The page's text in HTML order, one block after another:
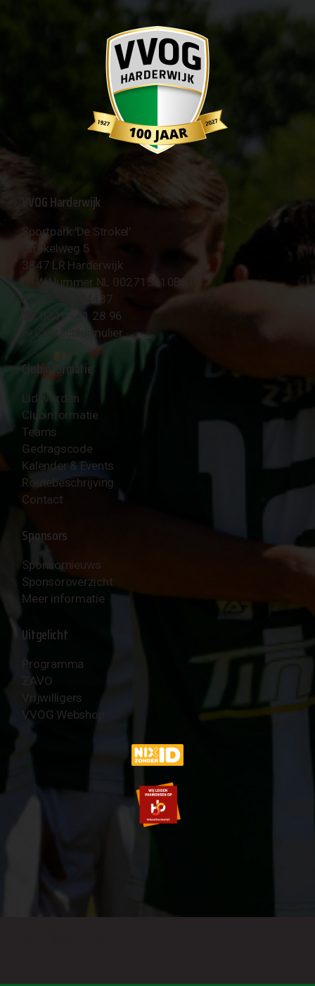
VVOG Harderwijk
Sportpark 'De Strokel'
Strokelweg 5
3847 LR Harderwijk
BTW Nummer NL 002715910B01
KvK Nr 40094437
☎︎ 0341 - 41 28 96
✉︎ Contactformulier
Clubinformatie
Lid worden
Clubinformatie
Teams
Gedragscode
Kalender & Events
Routebeschrijving
Contact
Sponsors
Sponsornieuws
Sponsoroverzicht
Meer informatie
Uitgelicht
Programma
ZAVO
Vrijwilligers
VVOG Webshop